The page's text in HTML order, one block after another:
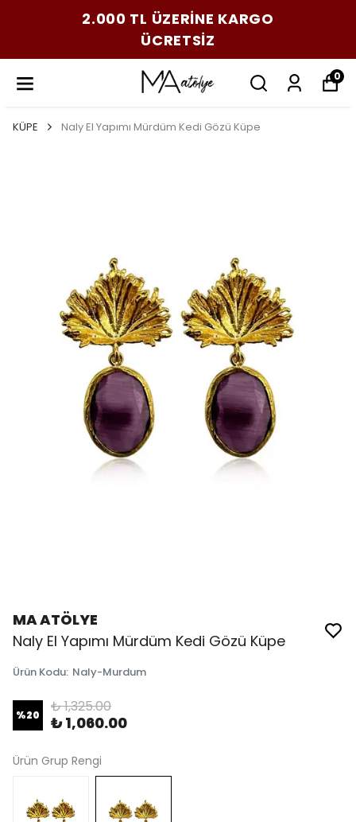
2.000 TL ÜZERİNE KARGO
ÜCRETSİZ
0
KÜPE Naly El Yapımı Mürdüm Kedi Gözü Küpe
MA ATÖLYE
Naly El Yapımı Mürdüm Kedi Gözü Küpe
Ürün Kodu: Naly-Murdum
%20 ₺ 1,325.00
₺ 1,060.00
Ürün Grup Rengi